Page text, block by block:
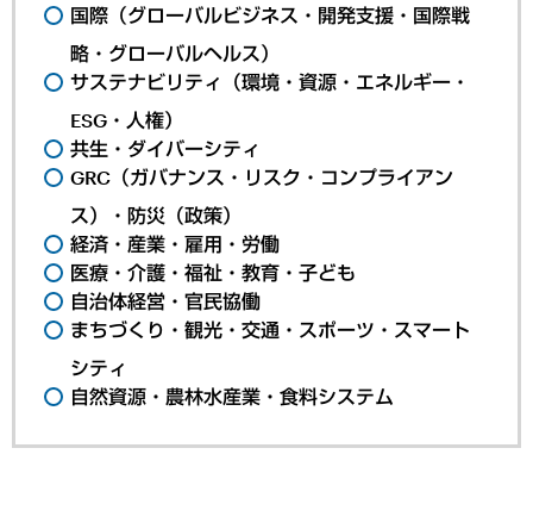
国際（グローバルビジネス・開発支援・国際戦
略・グローバルヘルス）
サステナビリティ（環境・資源・エネルギー・
ESG・人権）
共生・ダイバーシティ
GRC（ガバナンス・リスク・コンプライアン
ス）・防災（政策）
経済・産業・雇用・労働
医療・介護・福祉・教育・子ども
自治体経営・官民協働
まちづくり・観光・交通・スポーツ・スマート
シティ
自然資源・農林水産業・食料システム